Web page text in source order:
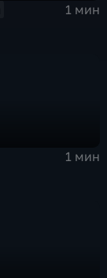
1 мин
1 мин